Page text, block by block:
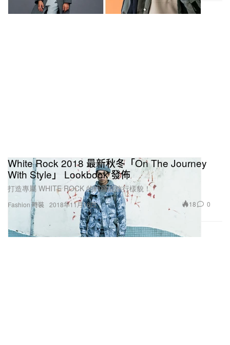
Fashion 時裝
White Rock 2018 最新秋冬「On The Journey
With Style」 Lookbook 發佈
打造專屬 WHITE ROCK 的輕機能旅行樣貌！
2018年11月16日 18 0